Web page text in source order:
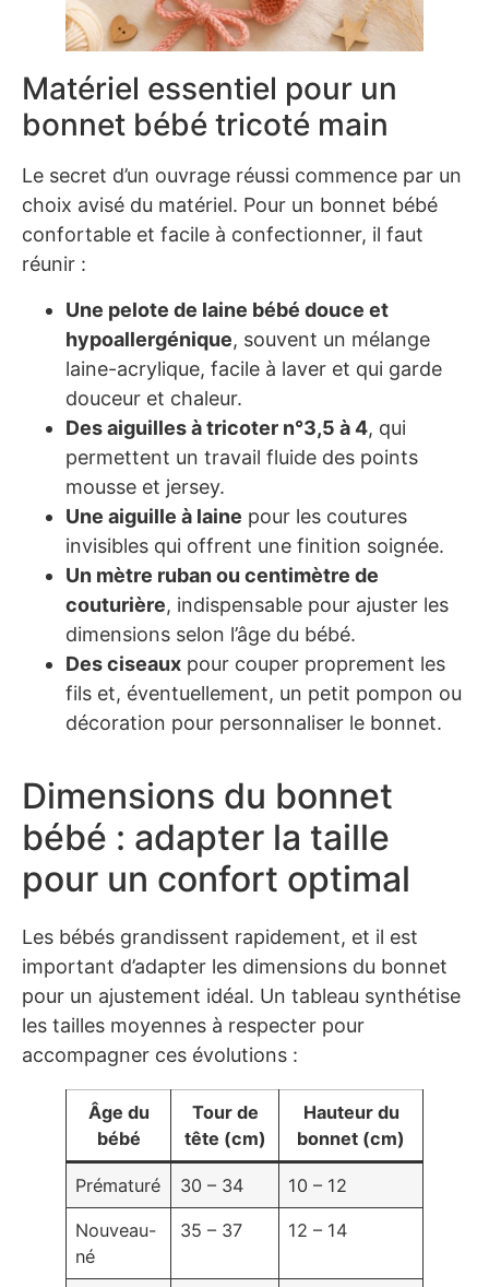
Matériel essentiel pour un
bonnet bébé tricoté main
Le secret d’un ouvrage réussi commence par un
choix avisé du matériel. Pour un bonnet bébé
confortable et facile à confectionner, il faut
réunir :
Une pelote de laine bébé douce et
hypoallergénique, souvent un mélange
laine-acrylique, facile à laver et qui garde
douceur et chaleur.
Des aiguilles à tricoter n°3,5 à 4, qui
permettent un travail fluide des points
mousse et jersey.
Une aiguille à laine pour les coutures
invisibles qui offrent une finition soignée.
Un mètre ruban ou centimètre de
couturière, indispensable pour ajuster les
dimensions selon l’âge du bébé.
Des ciseaux pour couper proprement les
fils et, éventuellement, un petit pompon ou
décoration pour personnaliser le bonnet.
Dimensions du bonnet
bébé : adapter la taille
pour un confort optimal
Les bébés grandissent rapidement, et il est
important d’adapter les dimensions du bonnet
pour un ajustement idéal. Un tableau synthétise
les tailles moyennes à respecter pour
accompagner ces évolutions :
Âge du
bébé
Tour de
tête (cm)
Hauteur du
bonnet (cm)
Prématuré 30 – 34 10 – 12
Nouveau-
né
35 – 37 12 – 14